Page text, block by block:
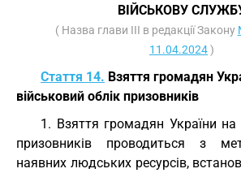
ВІЙСЬКОВУ
( Назва глави III в редакції Закону
11.04.2024)
Стаття 14. Взяття громадян
військовий облік призовників
1. Взяття громадян України на
призовників проводиться з
наявних людських ресурсів,